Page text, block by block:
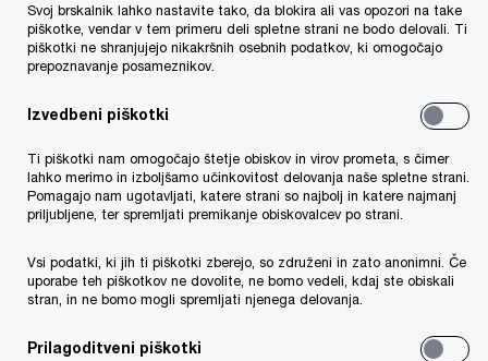
Če se soočate s katero izmed spodaj navedenih
težav in ne poznate odgovora oziroma bi se o
možnih odgovorih želeli posvetovati z zunanjim
preizkus, ali potrebujete našo pomoč, lahko
opravite tako, da odgovorite na naslednja
Imate vzpostavljeno funkcijo notranje revizije?
Ali ima vaša funkcija notranje revizije zadosti
Svoj brskalnik lahko nastavite tako, da blokira ali vas opozori na take
piškotke, vendar v tem primeru deli spletne strani ne bodo delovali. Ti
piškotki ne shranjujejo nikakršnih osebnih podatkov, ki omogočajo
prepoznavanje posameznikov.
Izvedbeni piškotki
Ti piškotki nam omogočajo štetje obiskov in virov prometa, s čimer
lahko merimo in izboljšamo učinkovitost delovanja naše spletne strani.
Pomagajo nam ugotavljati, katere strani so najbolj in katere najmanj
priljubljene, ter spremljati premikanje obiskovalcev po strani.
Vsi podatki, ki jih ti piškotki zberejo, so združeni in zato anonimni. Če
uporabe teh piškotkov ne dovolite, ne bomo vedeli, kdaj ste obiskali
stran, in ne bomo mogli spremljati njenega delovanja.
Prilagoditveni piškotki